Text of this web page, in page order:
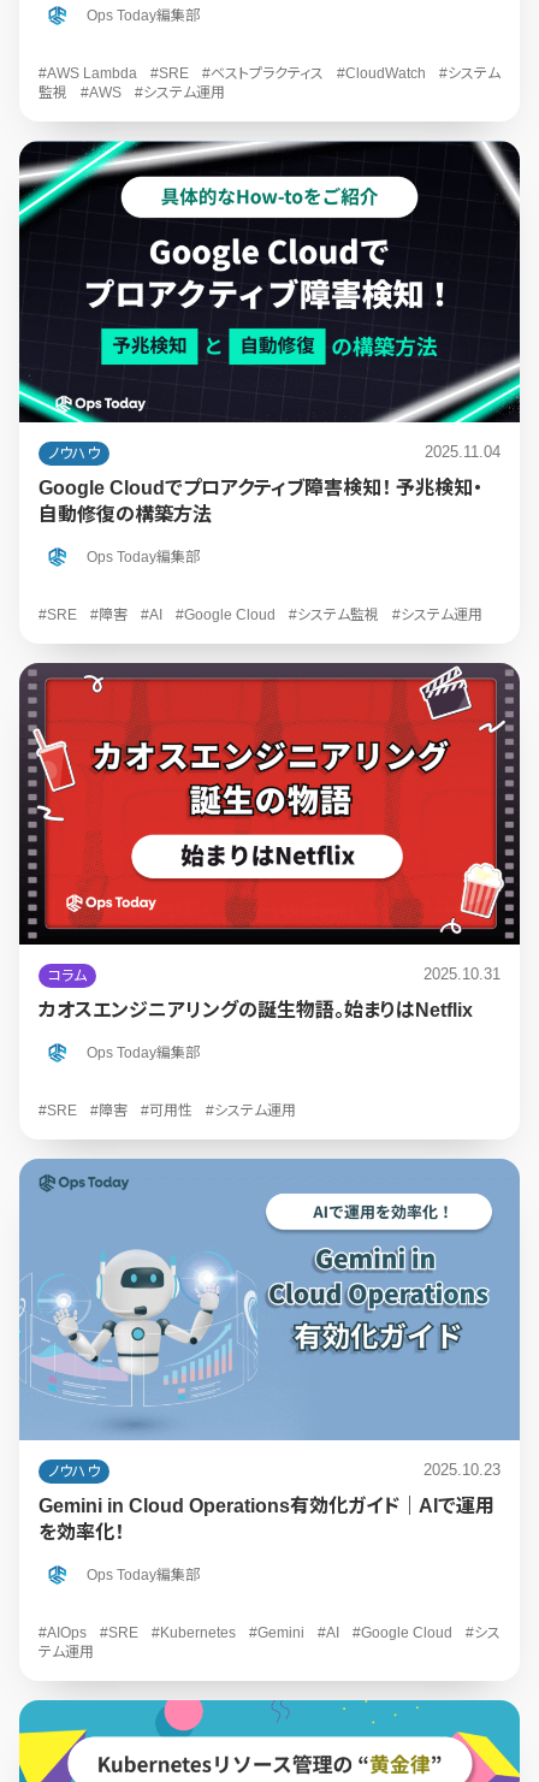
Ops Today編集部
#AWS Lambda #SRE #ベストプラクティス #CloudWatch
#システム
監視
#AWS #システム運用
ノウハウ 2025.11.04
Google Cloudでプロアクティブ障害検知！ 予兆検知・
自動修復の構築方法
Ops Today編集部
#SRE #障害 #AI #Google Cloud #システム監視 #システム運用
コラム 2025.10.31
カオスエンジニアリングの誕生物語。始まりはNetflix
Ops Today編集部
#SRE #障害 #可用性 #システム運用
ノウハウ 2025.10.23
Gemini in Cloud Operations有効化ガイド｜AIで運用
を効率化！
Ops Today編集部
#AIOps #SRE #Kubernetes #Gemini #AI #Google Cloud
#シス
テム運用